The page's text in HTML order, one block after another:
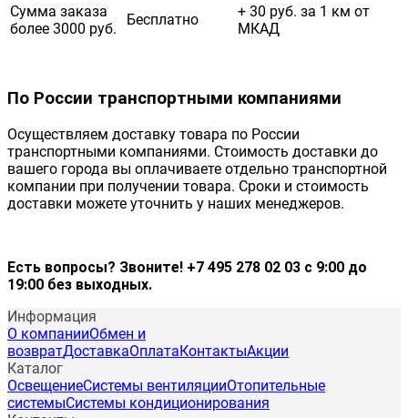
Сумма заказа
более 3000 руб.
Бесплатно
+ 30 руб. за 1 км от
МКАД
По России транспортными компаниями
Осуществляем доставку товара по России
транспортными компаниями. Стоимость доставки до
вашего города вы оплачиваете отдельно транспортной
компании при получении товара. Сроки и стоимость
доставки можете уточнить у наших менеджеров.
Есть вопросы? Звоните! +7 495 278 02 03 с 9:00 до
19:00 без выходных.
Информация
О компанииОбмен и
возвратДоставкаОплата КонтактыАкции
Каталог
ОсвещениеСистемы вентиляцииОтопительные
системыСистемы кондиционирования